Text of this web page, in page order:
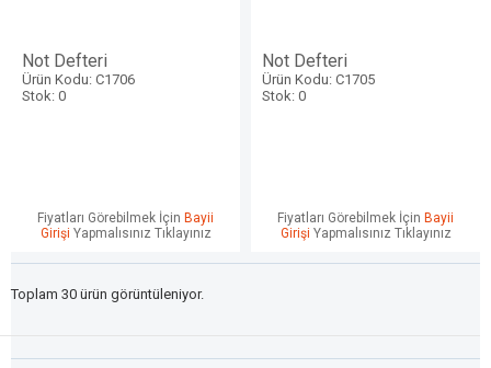
Not Defteri
Ürün Kodu: C1706
Stok: 0
Fiyatları Görebilmek İçin Bayii
Girişi Yapmalısınız Tıklayınız
Not Defteri
Ürün Kodu: C1705
Stok: 0
Fiyatları Görebilmek İçin Bayii
Girişi Yapmalısınız Tıklayınız
Toplam 30 ürün görüntüleniyor.